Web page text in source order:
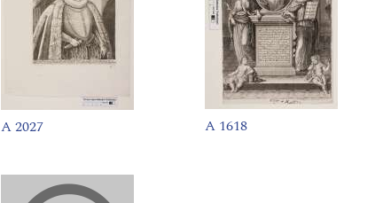
A 2027 A 1618